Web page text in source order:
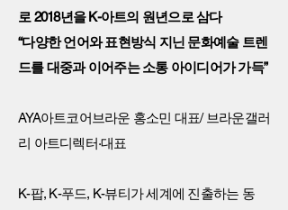
로 2018년을 K-아트의 원년으로 삼다
“다양한 언어와 표현방식 지닌 문화예술 트렌
드를 대중과 이어주는 소통 아이디어가 가득”
AYA아트코어브라운 홍소민 대표/ 브라운갤러
리 아트디렉터·대표
K-팝, K-푸드, K-뷰티가 세계에 진출하는 동